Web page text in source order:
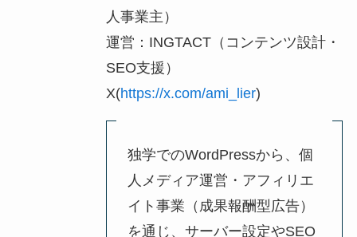
人事業主）
運営：INGTACT（コンテンツ設計・
SEO支援）
X(https://x.com/ami_lier)
独学でのWordPressから、個
人メディア運営・アフィリエ
イト事業（成果報酬型広告）
を通じ、サーバー設定やSEO